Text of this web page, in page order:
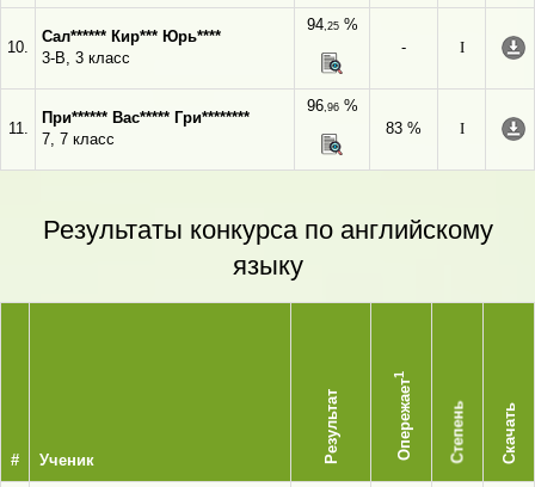
10.
Сал****** Кир*** Юрь****
3-В, 3 класс
94,25%
-
I
11.
При****** Вас***** Гри********
7, 7 класс
96,96%
83 %
I
Результаты конкурса по английскому
языку
# Ученик Результат Опережает
1
Степень Скачать